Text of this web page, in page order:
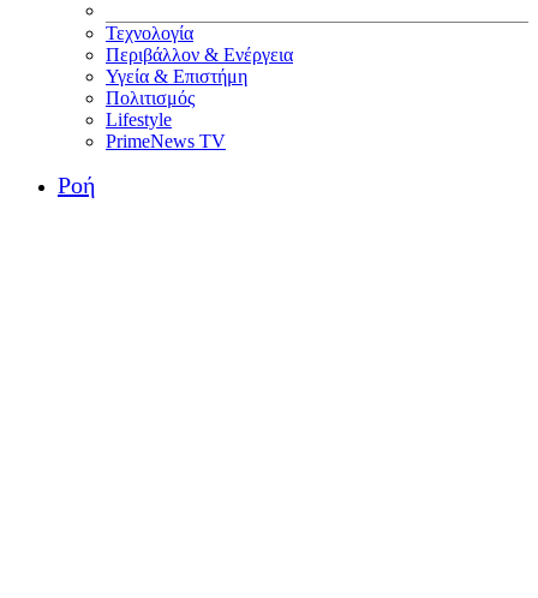
Τεχνολογία
Περιβάλλον & Ενέργεια
Υγεία & Επιστήμη
Πολιτισμός
Lifestyle
PrimeNews TV
Ροή